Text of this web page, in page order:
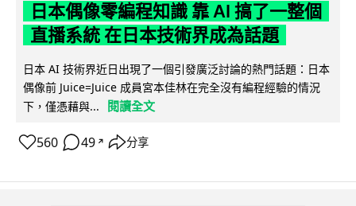
日本偶像零編程知識 靠 AI 搞了一整個
直播系統 在日本技術界成為話題
日本 AI 技術界近日出現了一個引發廣泛討論的熱門話題：日本
偶像前 Juice=Juice 成員宮本佳林在完全沒有編程經驗的情況
下，僅憑藉與...
閱讀全文
560 49 ↗ 分享